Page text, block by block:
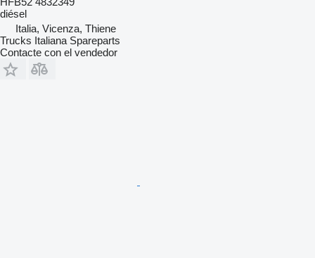
diésel
Italia, Vicenza, Thiene
Trucks Italiana Spareparts
Contacte con el vendedor